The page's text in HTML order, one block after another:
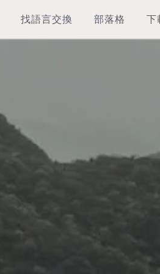
找語言交換 部落格 下